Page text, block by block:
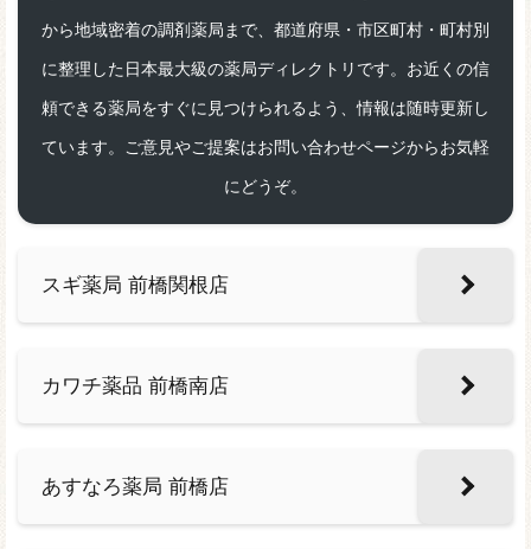
から地域密着の調剤薬局まで、都道府県・市区町村・町村別
に整理した日本最大級の薬局ディレクトリです。お近くの信
頼できる薬局をすぐに見つけられるよう、情報は随時更新し
ています。ご意見やご提案はお問い合わせページからお気軽
にどうぞ。
スギ薬局 前橋関根店
カワチ薬品 前橋南店
あすなろ薬局 前橋店